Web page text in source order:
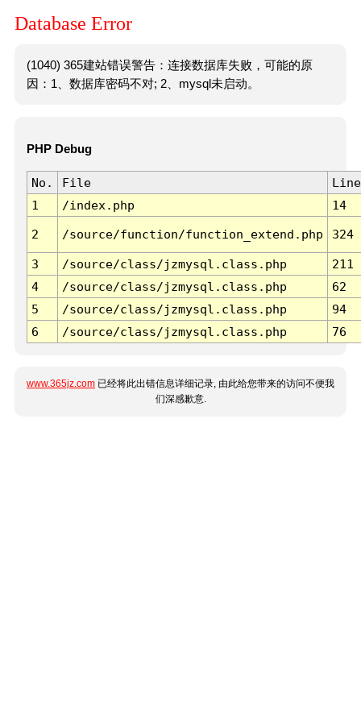
Database Error
(1040) 365建站错误警告：连接数据库失败，可能的原
因：1、数据库密码不对; 2、mysql未启动。
PHP Debug
No. File
Line
1
/index.php 14
2 /source/function/function_extend.php 324
3 /source/class/jzmysql.class.php
211
4
/source/class/jzmysql.class.php
62
5
/source/class/jzmysql.class.php
94
6
/source/class/jzmysql.class.php 76
www.365jz.com 已经将此出错信息详细记录, 由此给您带来的访问不便我
们深感歉意.